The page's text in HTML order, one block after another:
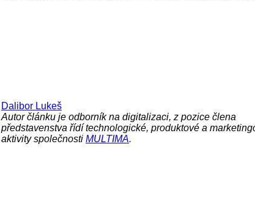
Dalibor Lukeš
Autor článku je odborník na digitalizaci, z pozice člena
představenstva řídí technologické, produktové a
aktivity společnosti MULTIMA.